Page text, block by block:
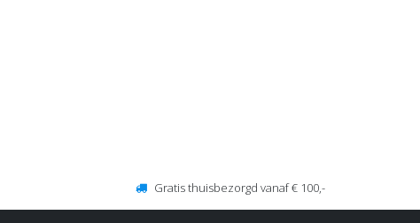
Gratis thuisbezorgd vanaf € 100,-